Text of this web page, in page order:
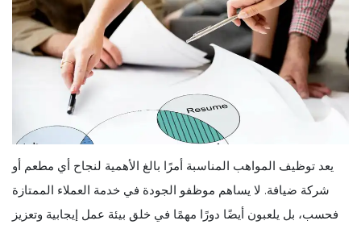
يعد توظيف المواهب المناسبة أمرًا بالغ الأهمية لنجاح أي مطعم أو
شركة ضيافة. لا يساهم موظفو الجودة في خدمة العملاء الممتازة
فحسب، بل يلعبون أيضًا دورًا مهمًا في خلق بيئة عمل إيجابية وتعزيز